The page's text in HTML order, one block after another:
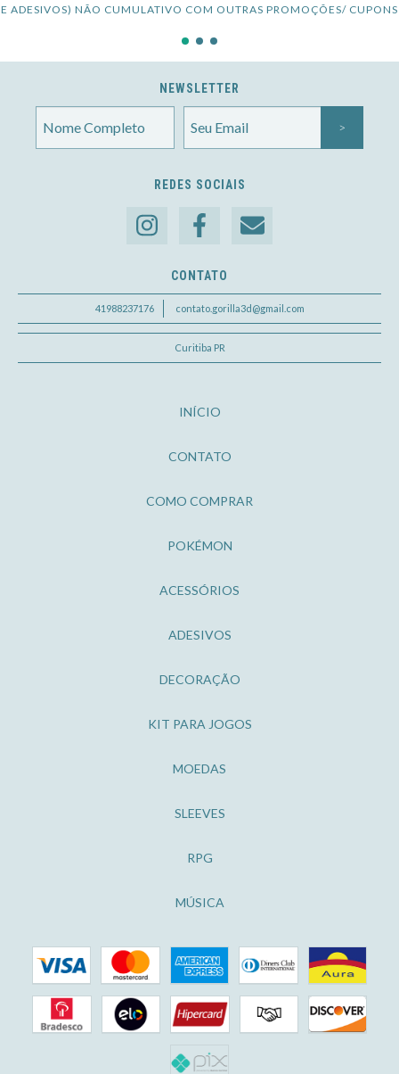
E ADESIVOS) NÃO CUMULATIVO COM OUTRAS PROMOÇÕES/ CUPONS
NEWSLETTER
REDES SOCIAIS
CONTATO
41988237176 contato.gorilla3d@gmail.com
Curitiba PR
INÍCIO
CONTATO
COMO COMPRAR
POKÉMON
ACESSÓRIOS
ADESIVOS
DECORAÇÃO
KIT PARA JOGOS
MOEDAS
SLEEVES
RPG
MÚSICA